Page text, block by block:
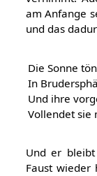
am Anfange
und das
Die Sonne
In
Und ihre
Vollendet sie
Und er
Faust wieder